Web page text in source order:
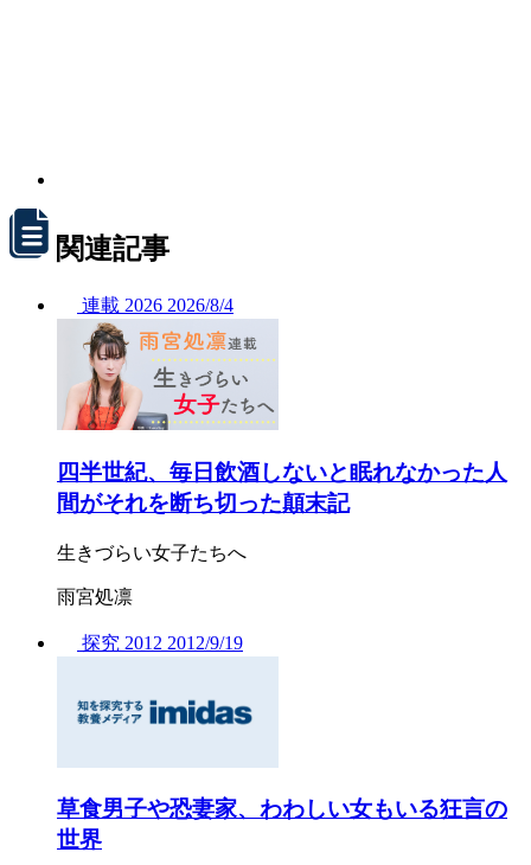
関連記事
連載 2026 2026/8/4
四半世紀、毎日飲酒しないと眠れなかった人
間がそれを断ち切った顛末記
生きづらい女子たちへ
雨宮処凛
探究 2012 2012/9/19
草食男子や恐妻家、わわしい女もいる狂言の
世界